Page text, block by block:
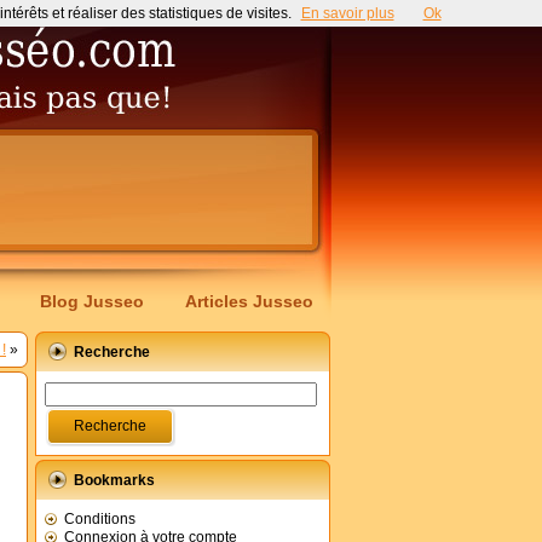
Blog Jusseo Articles Jusseo
» Recherche
Bookmarks
Conditions
Connexion à votre compte
et réaliser des statistiques de visites. En savoir plus Ok